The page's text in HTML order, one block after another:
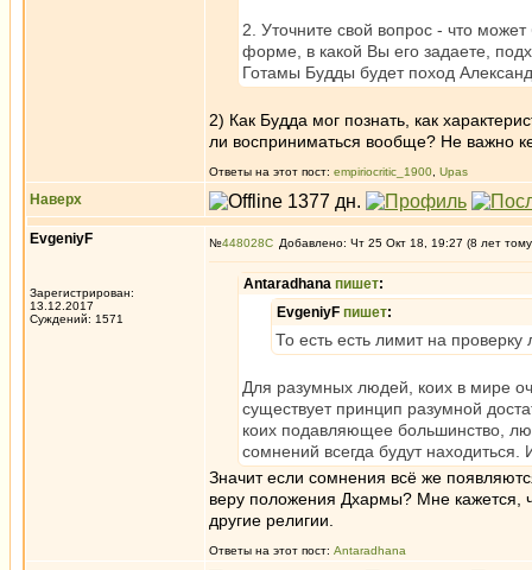
2. Уточните свой вопрос - что
форме, в какой Вы его задаете,
Готамы Будды будет поход
2) Как Будда мог познать, как
ли восприниматься вообще? Не важно
Ответы на этот пост: empiriocritic_1900 Upas
Наверх
EvgeniyF
Зарегистрирован:
13.12.2017
Суждений: 1571
№448028 Добавлено: Чт 25 Окт 18, 19:27 (8 лет
Antaradhana пишет:
EvgeniyF пишет:
То есть есть лимит на
Для разумных людей, коих в мире
существует принцип разумной
коих подавляющее большинство,
сомнений всегда будут находиться.
Значит если сомнения всё же
веру положения Дхармы? Мне кажется,
другие религии.
Ответы на этот пост: Antaradhana